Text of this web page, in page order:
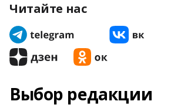
Читайте нас
Выбор редакции